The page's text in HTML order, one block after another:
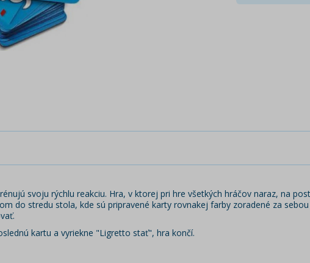
svoju rýchlu reakciu. Hra, v ktorej pri hre všetkých hráčov naraz, na
do stredu stola, kde sú pripravené karty rovnakej farby zoradené za
kartu a vyriekne "Ligretto stať", hra končí.